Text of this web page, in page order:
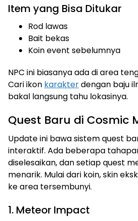
Item yang Bisa Ditukar
Rod lawas
Bait bekas
Koin event sebelumnya
NPC ini biasanya ada di area
Cari ikon karakterdengan baju
bakal langsung tahu lokasinya.
Quest Baru di Cosmic
Update ini bawa sistem quest
interaktif. Ada beberapa
diselesaikan, dan setiap quest
menarik. Mulai dari koin, skin
ke area tersembunyi.
1. Meteor Impact